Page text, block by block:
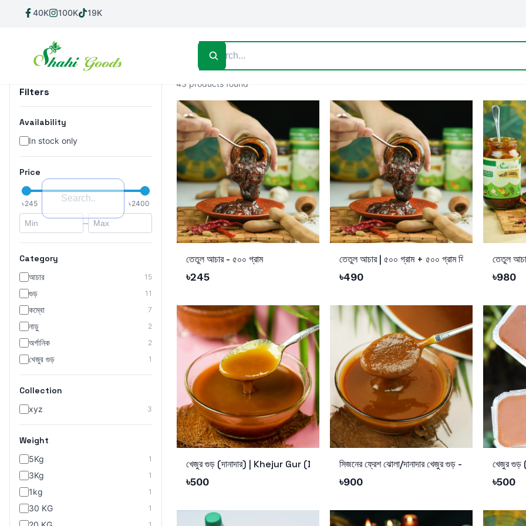
40K 100K 19K
Home Shop All
Filters
Availability
In stock only
Price
৳245 ৳2400
–
Category
আচার 15
গুড় 11
কম্বো 7
নাড়ু 2
অর্গানিক 2
খেজুর গুড় 1
Collection
xyz 3
Weight
5Kg 1
3Kg 1
1kg 1
30 KG 1
43 products found
Add to Cart
তেতুল আচার - ৫০০ গ্রাম
৳245
Add to Cart
তেতুল আচার | ৫০০ গ্রাম + ৫০০ গ্রাম ফ্রি (মোট ১ কেজি)
৳490
Add to
তেতুল
৳980
Add to Cart
খেজুর গুড় (দানাদার) | Khejur Gur (Danadar)
৳500
Add to Cart
সিজনের ফ্রেশ ঝোলা/দানাদার খেজুর গুড় - ৩ কেজি অর্ডারে
৳900
Add to
৳500